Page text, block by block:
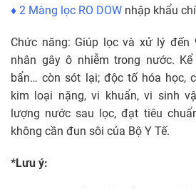
♦ 2 Màng lọc RO DOW nhập khẩu
Chức năng: Giúp lọc và xử lý đến
nhân gây ô nhiễm trong nước.
bẩn… còn sót lại; độc tố hóa học,
kim loại nặng, vi khuẩn, vi sinh
lượng nước sau lọc, đạt tiêu
không cần đun sôi của Bộ Y Tế.
*Lưu ý: